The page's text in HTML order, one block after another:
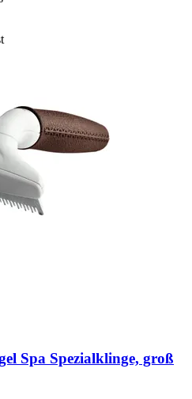
Spa Spezialklinge, groß